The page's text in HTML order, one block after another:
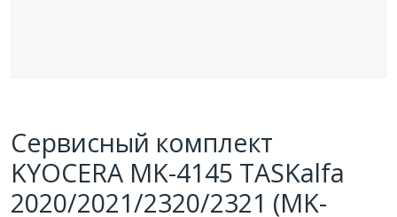
Сервисный комплект
KYOCERA MK-4145 TASKalfa
2020/2021/2320/2321 (MK-